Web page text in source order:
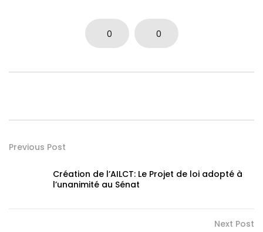
0 0
Previous Post
Création de l’AILCT: Le Projet de loi adopté à
l’unanimité au Sénat
Next Post